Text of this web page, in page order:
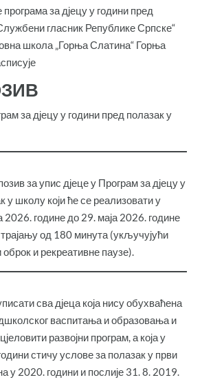
за дјецу у години пред
гласник Републике Српске“
школа „Горња Слатина“ Горња
за дјецу у години пред полазак у
за упис дјеце у Програм за дјецу у
у школу који ће се реализовати у
2026. године до 29. маја 2026. године
од 180 минута (укључујући
оброк и рекреативне паузе).
сва дјеца која нису обухваћена
васпитања и образовања и
развојни програм, а која у
стичу услове за полазак у први
у 2020. години и послије 31. 8. 2019.